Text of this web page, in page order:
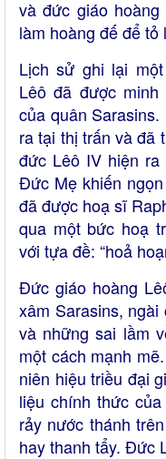
và đức giáo
làm hoàng đế để tỏ
Lịch sử ghi lại
Lêô đã được
của quân
ra tại thị trấn và đã
đức Lêô IV hiện
Đức Mẹ khiến
đã được hoạ sĩ
qua một bức hoạ
với tựa đề: “hoả
Đức giáo hoàng
xâm Sarasins,
và những sai lầm
một cách mạnh
niên hiệu triều đại
liệu chính thức
rảy nước thánh
hay thanh tẩy. Đức